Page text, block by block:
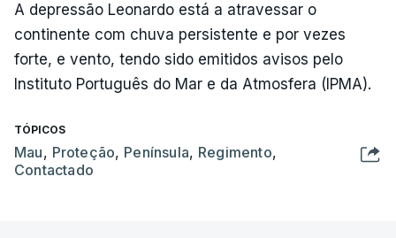
A depressão Leonardo está a atravessar o
continente com chuva persistente e por vezes
forte, e vento, tendo sido emitidos avisos pelo
Instituto Português do Mar e da Atmosfera (IPMA).
TÓPICOS
Mau, Proteção, Península, Regimento,
Contactado